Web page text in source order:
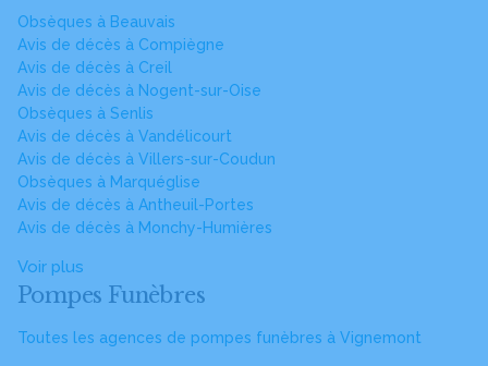
Obsèques à Beauvais
Avis de décès à Compiègne
Avis de décès à Creil
Avis de décès à Nogent-sur-Oise
Obsèques à Senlis
Avis de décès à Vandélicourt
Avis de décès à Villers-sur-Coudun
Obsèques à Marquéglise
Avis de décès à Antheuil-Portes
Avis de décès à Monchy-Humières
Voir plus
Pompes Funèbres
Toutes les agences de pompes funèbres à Vignemont